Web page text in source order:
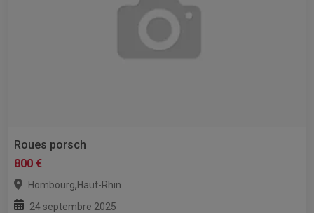
Roues porsch
800 €
Hombourg,Haut-Rhin
24 septembre 2025